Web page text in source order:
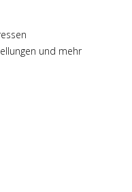
und mehr